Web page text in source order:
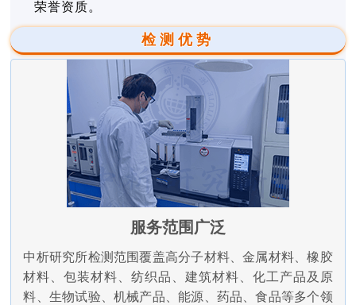
荣誉资质。
检测优势
服务范围广泛
中析研究所检测范围覆盖高分子材料、金属材料、橡胶
材料、包装材料、纺织品、建筑材料、化工产品及原
料、生物试验、机械产品、能源、药品、食品等多个领